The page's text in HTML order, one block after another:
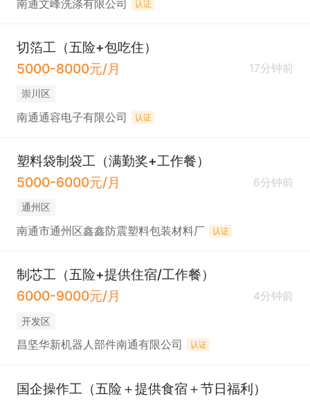
南通文峰洗涤有限公司 认证
切箔工（五险+包吃住）
5000-8000元/月
17分钟前
崇川区
南通通容电子有限公司 认证
塑料袋制袋工（满勤奖+工作餐）
5000-6000元/月
6分钟前
通州区
南通市通州区鑫鑫防震塑料包装材料厂 认证
制芯工（五险+提供住宿/工作餐）
6000-9000元/月
4分钟前
开发区
昌坚华新机器人部件南通有限公司 认证
国企操作工（五险＋提供食宿＋节日福利）